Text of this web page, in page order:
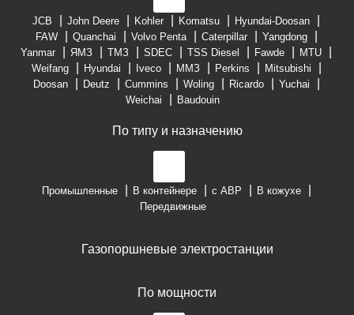
JCB John Deere Kohler Komatsu
Hyundai-Doosan
FAW
Quanchai Volvo Penta Caterpillar
Yangdong
Yanmar
ЯМЗ ТМЗ SDEC TSS Diesel Fawde
MTU
Weifang
Hyundai Iveco ММЗ Perkins
Mitsubishi
Doosan
Deutz Cummins Woling Ricardo
Yuchai
Weichai
Baudouin
По типу и назначению
Промышленные В контейнере с АВР
В кожухе
Передвижные
Газопоршневые электростанции
По мощности